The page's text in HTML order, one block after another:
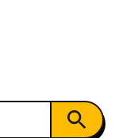
Botón de